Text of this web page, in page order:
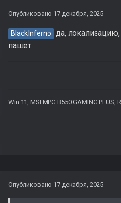
Опубликовано 17 декабря, 2025
BlackInferno да,
пашет.
Win 11, MSI MPG B550 GAMING
Опубликовано 17 декабря, 2025